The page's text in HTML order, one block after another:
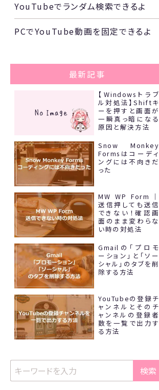
YouTubeでランダム検索できるよ
PCでYouTube動画を固定できるよ
最新記事
【Windowsトラブ
ル対処法】Shiftキ
ーを押すと画面が
一瞬真っ暗になる
原因と解決方法
Snow Monkey
Formsはコーディ
ングには不向きだ
った
MW WP Form｜
送信押しても送信
できない！確認画
面のまま変わらな
い時の対処法
Gmailの「プロモ
ーション」と「ソー
シャル」のタブを削
除する方法
YouTubeの登録チ
ャンネルとそのチ
ャンネルの登録者
数を一覧で出力す
る方法
検索